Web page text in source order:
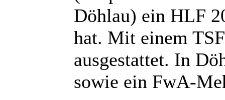
Döhlau) ein HLF
hat. Mit einem
ausgestattet. In
sowie ein FwA-